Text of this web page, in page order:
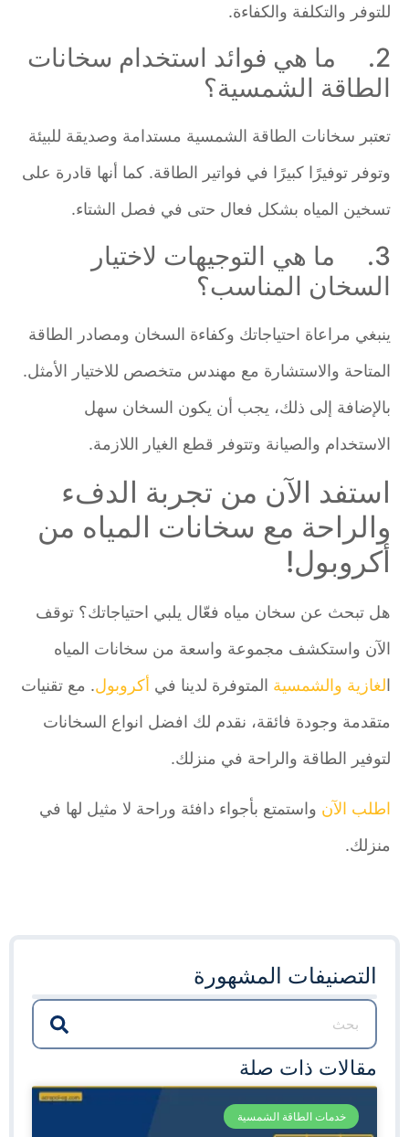
للتوفر والتكلفة والكفاءة.
2. ما هي فوائد استخدام سخانات
الطاقة الشمسية؟
تعتبر سخانات الطاقة الشمسية مستدامة وصديقة للبيئة
وتوفر توفيرًا كبيرًا في فواتير الطاقة. كما أنها قادرة على
تسخين المياه بشكل فعال حتى في فصل الشتاء.
3. ما هي التوجيهات لاختيار
السخان المناسب؟
ينبغي مراعاة احتياجاتك وكفاءة السخان ومصادر الطاقة
المتاحة والاستشارة مع مهندس متخصص للاختيار الأمثل.
بالإضافة إلى ذلك، يجب أن يكون السخان سهل
الاستخدام والصيانة وتتوفر قطع الغيار اللازمة.
استفد الآن من تجربة الدفء
والراحة مع سخانات المياه من
أكروبول!
هل تبحث عن سخان مياه فعّال يلبي احتياجاتك؟ توقف
الآن واستكشف مجموعة واسعة من سخانات المياه
لغازية والشمسيةالمتوفرة لدينا فيأكروبول. مع تقنيات
متقدمة وجودة فائقة، نقدم لك افضل انواع السخانات
لتوفير الطاقة والراحة في منزلك.
اطلب الآنواستمتع بأجواء دافئة وراحة لا مثيل لها في
منزلك.
التصنيفات المشهورة
مقالات ذات صلة
خدمات الطاقة الشمسية